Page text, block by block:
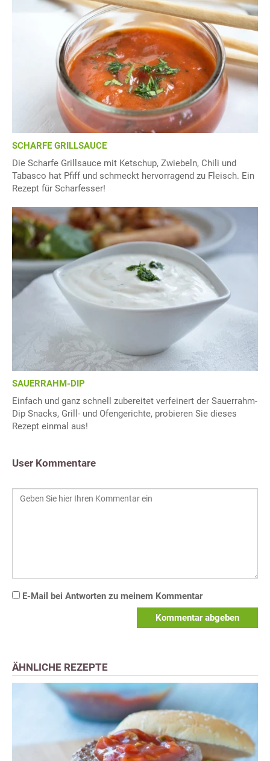
SCHARFE GRILLSAUCE
Die Scharfe Grillsauce mit Ketschup, Zwiebeln, Chili und
Tabasco hat Pfiff und schmeckt hervorragend zu Fleisch. Ein
Rezept für Scharfesser!
SAUERRAHM-DIP
Einfach und ganz schnell zubereitet verfeinert der Sauerrahm-
Dip Snacks, Grill- und Ofengerichte, probieren Sie dieses
Rezept einmal aus!
User Kommentare
E-Mail bei Antworten zu meinem Kommentar
Kommentar abgeben
ÄHNLICHE REZEPTE